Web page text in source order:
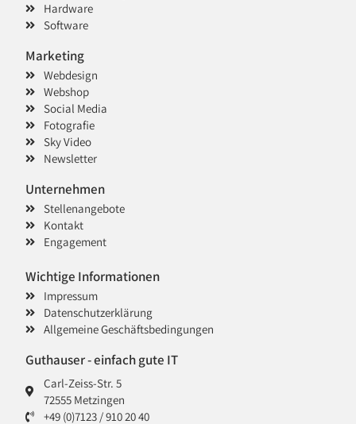
Hardware
Software
Marketing
Webdesign
Webshop
Social Media
Fotografie
Sky Video
Newsletter
Unternehmen
Stellenangebote
Kontakt
Engagement
Wichtige Informationen
Impressum
Datenschutzerklärung
Allgemeine Geschäftsbedingungen
Guthauser - einfach gute IT
Carl-Zeiss-Str. 5
72555 Metzingen
+49 (0)7123 / 910 20 40